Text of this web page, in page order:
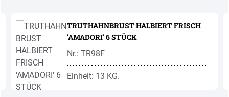
TRUTHAHNBRUST HALBIERT FRISCH
'AMADORI' 6 STÜCK
Nr.: TR98F
Einheit: 13 KG.